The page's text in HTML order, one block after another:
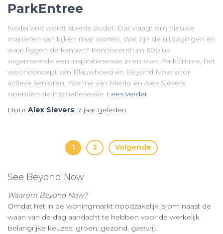
ParkEntree
Nederland wordt steeds ouder. Dat vraagt om nieuwe
manieren van kijken naar wonen. Wat zijn de uitdagingen en
waar liggen de kansen? Kenniscentrum 60plus
organiseerde een inspiratiesessie in en over ParkEntree, het
woonconcept van Blauwhoed en Beyond Now voor
actieve senioren. Yvonne van Mierlo en Alex Sievers
openden de inspiratiesessie Lees verder
Door Alex Sievers, 7 jaar geleden
Berichten
paginering
1 2 Volgende
See Beyond Now
Waarom Beyond Now?
Omdat het in de woningmarkt noodzakelijk is om naast de
waan van de dag aandacht te hebben voor de werkelijk
belangrijke keuzes: groen, gezond, gastvrij.